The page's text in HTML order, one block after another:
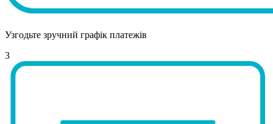
Узгодьте зручний графік платежів
3